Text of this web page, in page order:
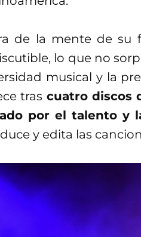
de la mente de su
lo que no
musical y la
tras cuatro discos
por el talento y
y edita las